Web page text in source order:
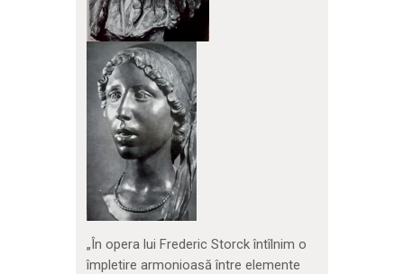
„În opera lui Frederic Storck întîlnim o
împletire armonioasă între elemente